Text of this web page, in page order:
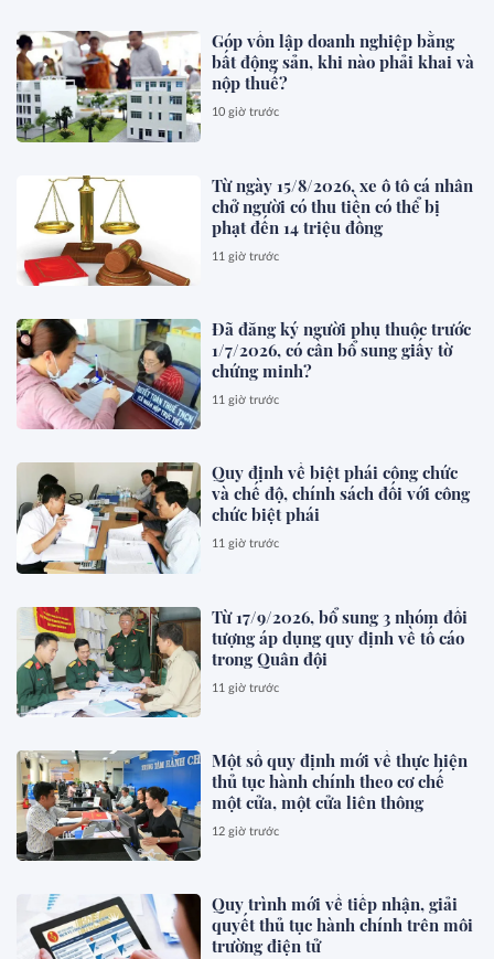
Góp vốn lập doanh nghiệp bằng
bất động sản, khi nào phải khai và
nộp thuế?
10 giờ trước
Từ ngày 15/8/2026, xe ô tô cá nhân
chở người có thu tiền có thể bị
phạt đến 14 triệu đồng
11 giờ trước
Đã đăng ký người phụ thuộc trước
1/7/2026, có cần bổ sung giấy tờ
chứng minh?
11 giờ trước
Quy định về biệt phái công chức
và chế độ, chính sách đối với công
chức biệt phái
11 giờ trước
Từ 17/9/2026, bổ sung 3 nhóm đối
tượng áp dụng quy định về tố cáo
trong Quân đội
11 giờ trước
Một số quy định mới về thực hiện
thủ tục hành chính theo cơ chế
một cửa, một cửa liên thông
12 giờ trước
Quy trình mới về tiếp nhận, giải
quyết thủ tục hành chính trên môi
trường điện tử